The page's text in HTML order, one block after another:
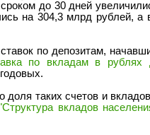
до 30 дней
на 304,3 млрд рублей, а
по депозитам,
по вкладам в рублях
таких счетов и
вкладов